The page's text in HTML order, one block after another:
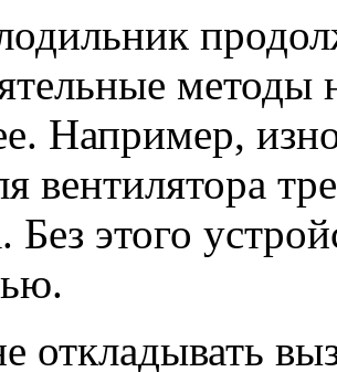
методы
Например,
вентилятора
Без этого
откладывать